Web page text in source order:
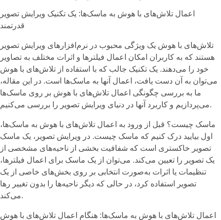
اعمال تلاش‌های با هوش به ماسک‌ها: یک تکنیک ویرایش تصویر
قدرتمند
تلاش‌های با هوش یک ویژگی محبوب در نرم‌افزارهای ویرایش تصویر
هستند که به کاربران امکان اعمال فیلترها و اثرات مختلف به تصاویر
خود را می‌دهند. یک تکنیک جالب که با استفاده از تلاش‌های با هوش
می‌توان به آن دست یافت، اعمال آنها به ماسک‌ها است. در این مقاله،
ما به بررسی چگونگی اعمال تلاش‌های با هوش بر روی ماسک‌ها
می‌پردازیم و کاربرد آنها در دنیای ویرایش تصویر را بررسی می‌کنیم.
ماسک چیست؟ قبل از ورود به اعمال تلاش‌های با هوش به ماسک‌ها،
اول بیایید درک کنیم که ماسک چیست. در ویرایش تصویر، یک ماسک
تصویر خاکستری است که شفافیت بخشی از ناحیه‌های مشخصی از
یک تصویر را تعیین می‌کند. می‌توان از یک ماسک برای اعمال فیلترها،
تنظیمات یا اثرات به‌صورت انتخابی بر روی بخش‌های خاصی از یک
تصویر استفاده کرد، در حالی که دیگر ناحیه‌ها را بدون تغییر رها
می‌کند.
اعمال تلاش‌های با هوش به ماسک‌ها: هنگام اعمال تلاش‌های با هوش